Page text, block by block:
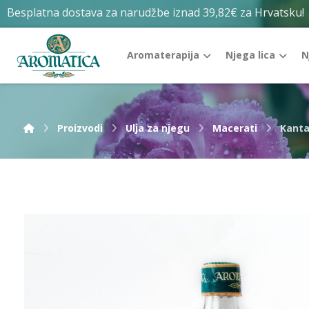
Besplatna dostava za narudžbe iznad 39,82€ za Hrvatsku!
Aromaterapija Njega lica
Proizvodi Ulja za njegu Macerati